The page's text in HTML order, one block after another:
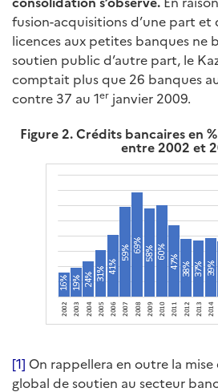
fusion-acquisitions d’une part et
licences aux petites banques ne
soutien public d’autre part, le
comptait plus que 26 banques
contre 37 au 1er janvier 2009.
Figure 2. Crédits bancaires en
entre 2002 et
[1] On rappellera en outre la
global de soutien au secteur